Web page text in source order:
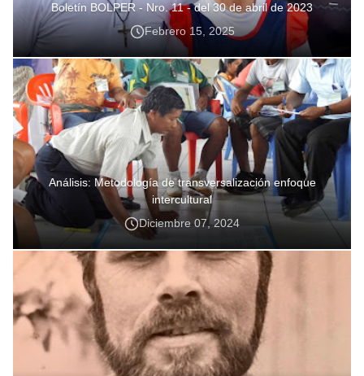
Boletín BOLPER - Nro. 11 - del 30 de abril de 2023
Febrero 15, 2025
Análisis: Metodología de transversalización enfoque
intercultural
Diciembre 07, 2024